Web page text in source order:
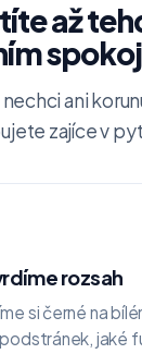
až
nechci ani
zajíce v
rozsah
si černé na
jaké